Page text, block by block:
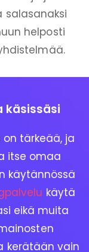
salasanaksi
helposti
käsissäsi
tärkeää, ja
itse omaa
käytännössä
käytä
eikä muita
kerätään vain